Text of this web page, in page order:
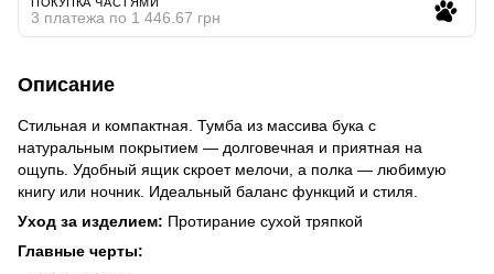
3 платежа по 1 446.67 грн
Описание
Стильная и компактная. Тумба из массива бука с
натуральным покрытием — долговечная и приятная на
ощупь. Удобный ящик скроет мелочи, а полка — любимую
книгу или ночник. Идеальный баланс функций и стиля.
Уход за изделием: Протирание сухой тряпкой
Главные черты: